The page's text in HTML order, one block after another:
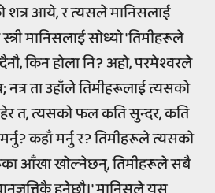
शत्र आये, र त्यसले मानिसलाई
मानिसलाई सोध्यो 'तिमीहरूले
किन होला नि? अहो, परमेश्वरले
नत्र ता उहाँले तिमीहरूलाई त्यसको
त, त्यसको फल कति सुन्दर, कति
कहाँ मर्नु र? तिमीहरूले त्यसको
आँखा खोल्नेछन्, तिमीहरूले सबै